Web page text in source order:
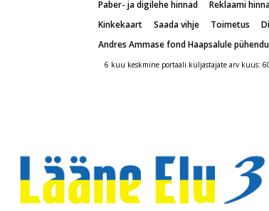
Paber- ja digilehe hinnad Reklaami
Kinkekaart
Saada vihje Toimetus
Andres Ammase fond Haapsalule
6 kuu keskmine portaali küljastajate arv kuus: